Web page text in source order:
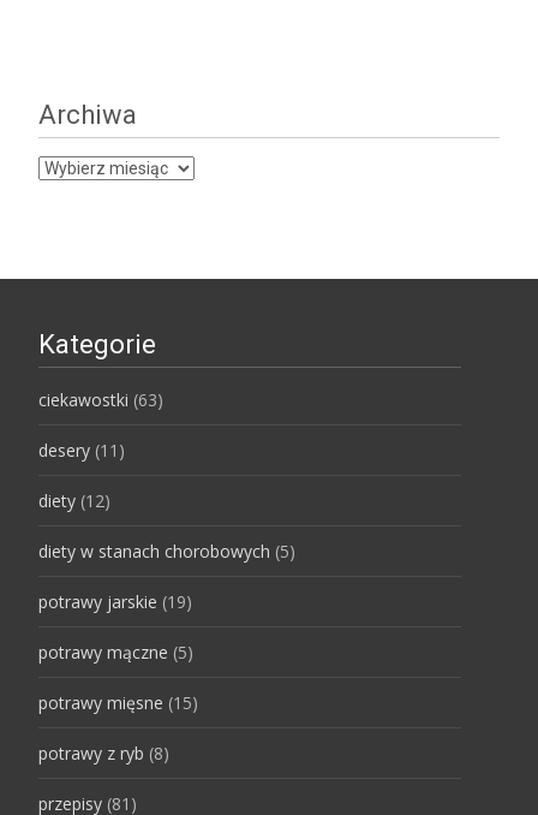
Archiwa
Archiwa
Kategorie
ciekawostki (63)
desery (11)
diety (12)
diety w stanach chorobowych (5)
potrawy jarskie (19)
potrawy mączne (5)
potrawy mięsne (15)
potrawy z ryb (8)
przepisy (81)